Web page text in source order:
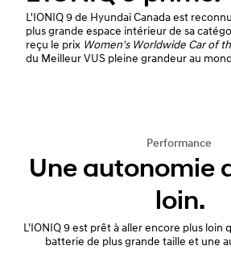
L'IONIQ 9 de Hyundai Canada est
plus grande espace intérieur de sa
reçu le prix Women's Worldwide Car of
du Meilleur VUS pleine grandeur au
Performance
Une autonomie
loin.
L'IONIQ 9 est prêt à aller encore plus loin
batterie de plus grande taille et une